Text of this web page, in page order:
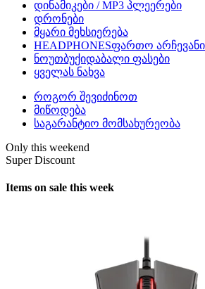
დინამიკები / MP3 პლეერები
დრონები
მყარი მეხსიერება
HEADPHONESფართო არჩევანი
ნოუთბუქიდაბალი ფასები
ყველას ნახვა
როგორ შევიძინოთ
მიწოდება
საგარანტიო მომსახურეობა
Only this weekend
Super Discount
Items on sale this week